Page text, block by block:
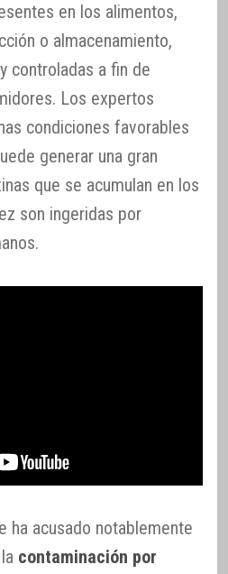
en los alimentos,
o almacenamiento,
controladas a fin de
Los expertos
condiciones favorables
generar una gran
que se acumulan en los
son ingeridas por
ha acusado notablemente
contaminación por